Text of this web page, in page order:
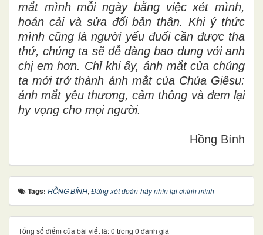
mắt mình mỗi ngày bằng việc xét mình,
hoán cải và sửa đổi bản thân. Khi ý thức
mình cũng là người yếu đuối cần được tha
thứ, chúng ta sẽ dễ dàng bao dung với anh
chị em hơn. Chỉ khi ấy, ánh mắt của chúng
ta mới trở thành ánh mắt của Chúa Giêsu:
ánh mắt yêu thương, cảm thông và đem lại
hy vọng cho mọi người.
Hồng Bính
Tags: HỒNG BÍNH, Đừng xét đoán-hãy nhìn lại chính mình
Tổng số điểm của bài viết là: 0 trong 0 đánh giá